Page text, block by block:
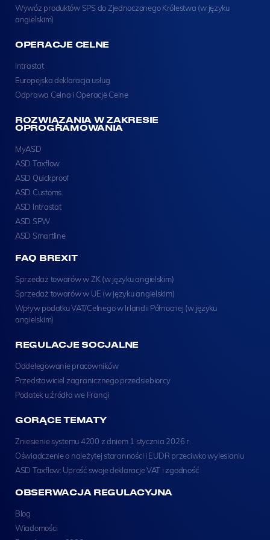
Wywóz produktów SPS do Zjednoczonego Królestwa (w języku
angielskim)
OPERACJE CELNE
Intrastat
Europejska deklaracja usług
Odprawa Celna i Operacje Celne
ROZWIĄZANIA W ZAKRESIE
OPROGRAMOWANIA
MyASD
ASD Taxflow
ASD Quickproof
ASD Customs
ASD Intrastat
ASD SPW
ASD Smartline
FAQ BREXIT
Sprzedaż towarów w ZK (w języku angielskim)
Sprzedaż towarów w UE (w języku angielskim)
Wpływ podatku VAT/Celnego w Irlandii Północnej (w języku
angielskim)
REGULACJE SOCJALNE
Oddelegowanie pracowników
Przedstawiciel zagranicznego przedsiebiorcy
Podatek u źródła we Francji
GORĄCE TEMATY
Zniesienie systemu 4200 z dniem 1 stycznia 2026 r.
Oświadczenie o należytej staranności i EUDR przeciwko wylesianiu
ASD Taxflow: Uprość swoje deklaracje VAT i zgodność
OBSERWACJA REGULACYJNA
Blog
Wiadomości